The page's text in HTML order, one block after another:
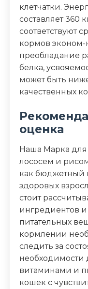
клетчатки.
составляет 360
соответствуют
кормов эконом-
преобладание
белка,
может быть
качественных
оценка
Наша Марка
лососем и
как бюджетный
здоровых
стоит
ингредиентов
питательных
кормлении
следить за
необходимости
витаминами и
кошек с